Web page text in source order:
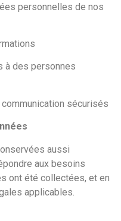
personnelles de nos
à des personnes
sécurisés
aussi
aux besoins
ont été collectées, et en
applicables.